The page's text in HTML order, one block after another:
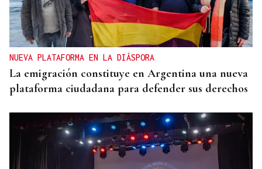
NUEVA PLATAFORMA EN LA DIÁSPORA
La emigración constituye en Argentina una nueva
plataforma ciudadana para defender sus derechos